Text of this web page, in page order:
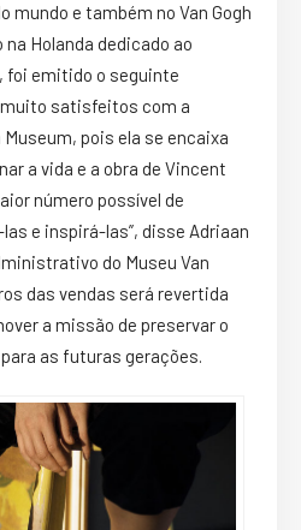
mundo e também no Van Gogh
Holanda dedicado ao
foi emitido o seguinte
satisfeitos com a
Museum, pois ela se encaixa
a vida e a obra de Vincent
número possível de
e inspirá-las”, disse Adriaan
do Museu Van
das vendas será revertida
a missão de preservar o
as futuras gerações.